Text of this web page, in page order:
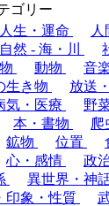
ゴリー
人生・運命 人
自然 - 海・川
動物 音
生き物 放送
気・医療 野
本・書物 爬
鉱物 位置
心・感情 政
異世界・神
印象・性質